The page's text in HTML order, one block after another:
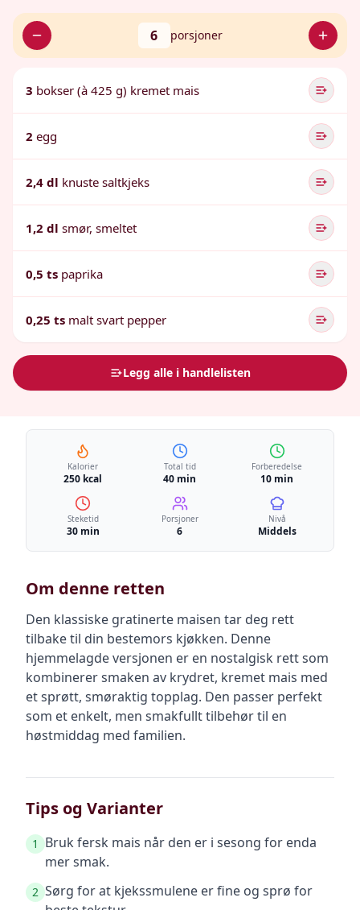
6 porsjoner
3 bokser (à 425 g) kremet mais
2 egg
2,4 dl knuste saltkjeks
1,2 dl smør, smeltet
0,5 ts paprika
0,25 ts malt svart pepper
Legg alle i handlelisten
Kalorier
250 kcal
Total tid
40 min
Forberedelse
10 min
Steketid
30 min
Porsjoner
6
Nivå
Middels
Om denne retten
Den klassiske gratinerte maisen tar deg rett
tilbake til din bestemors kjøkken. Denne
hjemmelagde versjonen er en nostalgisk rett som
kombinerer smaken av krydret, kremet mais med
et sprøtt, smøraktig topplag. Den passer perfekt
som et enkelt, men smakfullt tilbehør til en
høstmiddag med familien.
Tips og Varianter
1
Bruk fersk mais når den er i sesong for enda
mer smak.
2 Sørg for at kjekssmulene er fine og sprø for